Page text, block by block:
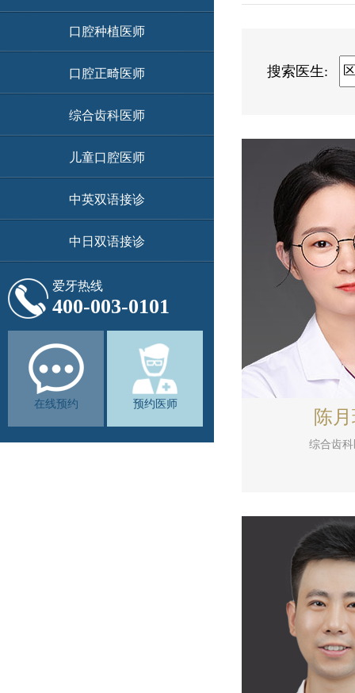
口腔种植医师
口腔正畸医师
综合齿科医师
儿童口腔医师
中英双语接诊
中日双语接诊
爱牙热线
400-003-0101
在线预约 预约医师
搜索医生:
陈
综合齿